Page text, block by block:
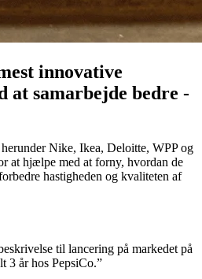
innovative
at samarbejde bedre -
Nike, Ikea, Deloitte, WPP og
at hjælpe med at forny, hvordan de
hastigheden og kvaliteten af
til lancering på markedet på
3 år hos PepsiCo.”